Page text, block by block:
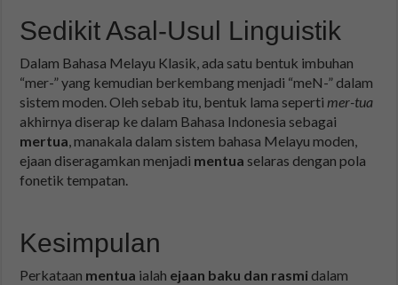
Sedikit Asal-Usul Linguistik
Dalam Bahasa Melayu Klasik, ada satu bentuk imbuhan
“mer-” yang kemudian berkembang menjadi “meN-” dalam
sistem moden. Oleh sebab itu, bentuk lama seperti mer-tua
akhirnya diserap ke dalam Bahasa Indonesia sebagai
mertua, manakala dalam sistem bahasa Melayu moden,
ejaan diseragamkan menjadi mentua selaras dengan pola
fonetik tempatan.
Kesimpulan
Perkataan mentua ialah ejaan baku dan rasmi dalam